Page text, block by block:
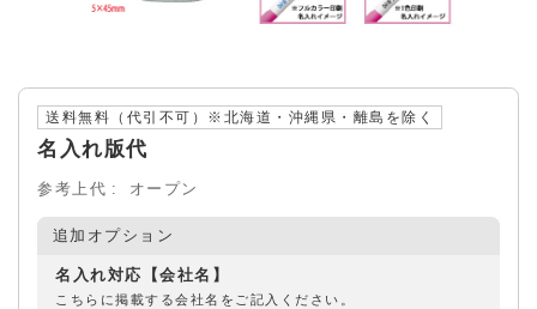
送料無料（代引不可）※北海道・沖縄県・離島を除く
名入れ版代
参考上代 オープン
追加オプション
名入れ対応【会社名】
こちらに掲載する会社名をご記入ください。